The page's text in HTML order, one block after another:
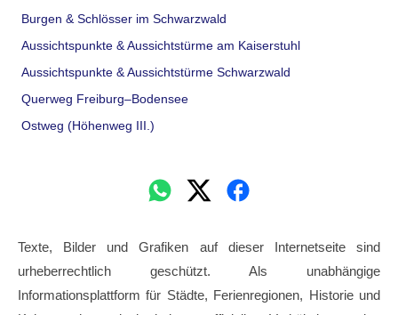
Burgen & Schlösser im Schwarzwald
Aussichtspunkte & Aussichtstürme am Kaiserstuhl
Aussichtspunkte & Aussichtstürme Schwarzwald
Querweg Freiburg–Bodensee
Ostweg (Höhenweg III.)
Texte, Bilder und Grafiken auf dieser Internetseite sind
urheberrechtlich geschützt. Als unabhängige
Informationsplattform für Städte, Ferienregionen, Historie und